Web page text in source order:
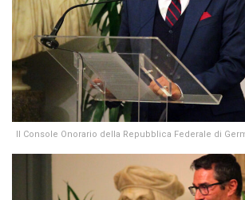
Il Console Onorario della Repubblica Federale di